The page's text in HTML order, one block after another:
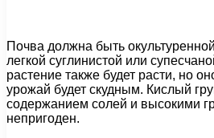
Почва должна быть
легкой суглинистой или
растение также будет расти, но
урожай будет скудным. Кислый
содержанием солей и высокими
непригоден.